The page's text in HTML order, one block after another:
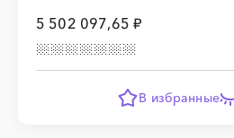
5 502 097,65 ₽
В избранные